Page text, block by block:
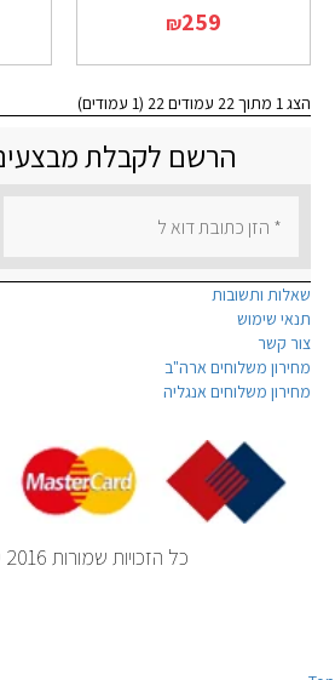
₪259
הצג 1 מתוך 22 עמודים 22 (1 עמודים)
הרשם לקבלת
שאלות ותשובות
תנאי שימוש
צור קשר
מחירון משלוחים ארה"ב
מחירון משלוחים אנגליה
כל הזכויות שמורות idgu © 2016